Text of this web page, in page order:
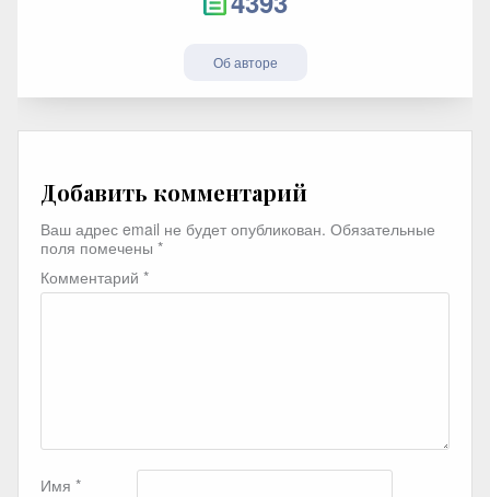
Об авторе
Добавить комментарий
Ваш адрес email не будет опубликован. Обязательные
поля помечены *
Комментарий *
Имя *